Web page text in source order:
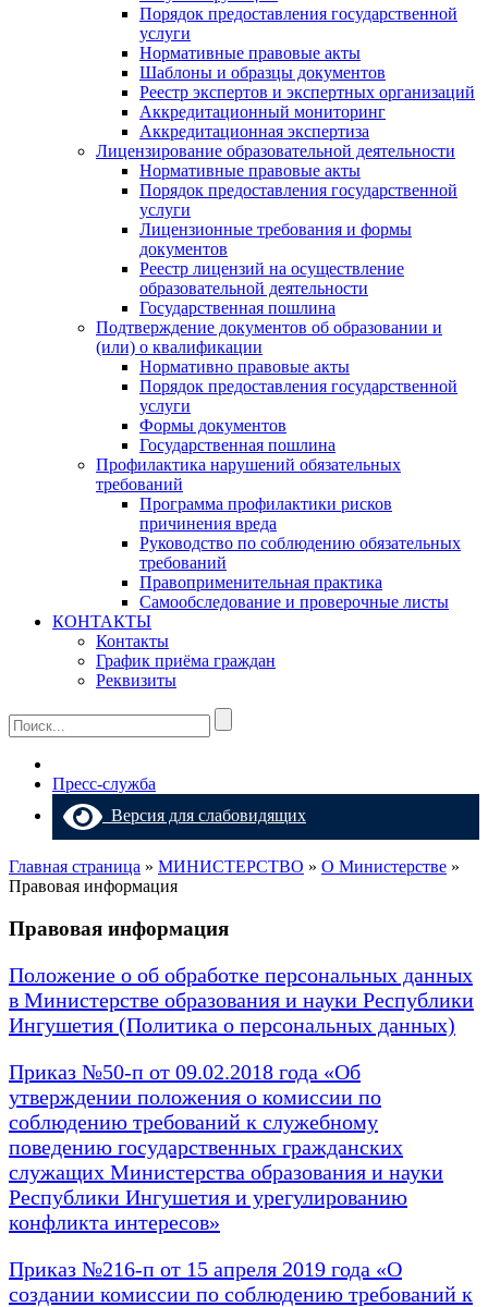
Порядок предоставления государственной
услуги
Нормативные правовые акты
Шаблоны и образцы документов
Реестр экспертов и экспертных организаций
Аккредитационный мониторинг
Аккредитационная экспертиза
Лицензирование образовательной деятельности
Нормативные правовые акты
Порядок предоставления государственной
услуги
Лицензионные требования и формы
документов
Реестр лицензий на осуществление
образовательной деятельности
Государственная пошлина
Подтверждение документов об образовании и
(или) о квалификации
Нормативно правовые акты
Порядок предоставления государственной
услуги
Формы документов
Государственная пошлина
Профилактика нарушений обязательных
требований
Программа профилактики рисков
причинения вреда
Руководство по соблюдению обязательных
требований
Правоприменительная практика
Самообследование и проверочные листы
КОНТАКТЫ
Контакты
График приёма граждан
Реквизиты
Пресс-служба
Версия для слабовидящих
Главная страница » МИНИСТЕРСТВО » О Министерстве »
Правовая информация
Правовая информация
Положение о об обработке персональных данных
в Министерстве образования и науки Республики
Ингушетия (Политика о персональных данных)
Приказ №50-п от 09.02.2018 года «Об
утверждении положения о комиссии по
соблюдению требований к служебному
поведению государственных гражданских
служащих Министерства образования и науки
Республики Ингушетия и урегулированию
конфликта интересов»
Приказ №216-п от 15 апреля 2019 года «О
создании комиссии по соблюдению требований к